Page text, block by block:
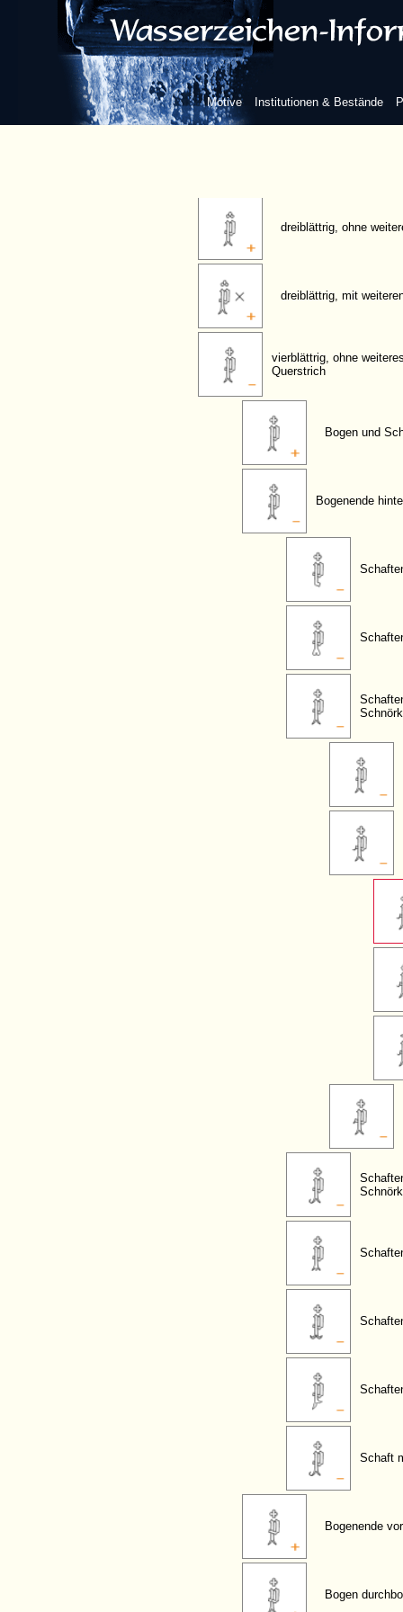
Motive Institutionen & Bestände
frei, gotische Form, mit Beizeichen
Blume/Blatt
dreiblättrig, ohne
dreiblättrig, mit
vierblättrig, ohne
Querstrich
Bogen und
Bogenende
Schaft
Bogenende
Bogen